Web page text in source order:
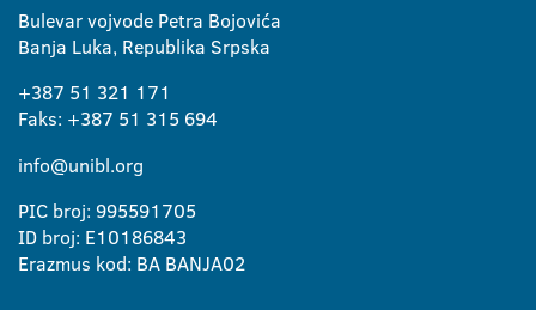
Bulevar vojvode Petra Bojovića
Banja Luka, Republika Srpska
+387 51 321 171
Faks: +387 51 315 694
info@unibl.org
PIC broj: 995591705
ID broj: E10186843
Erazmus kod: BA BANJA02